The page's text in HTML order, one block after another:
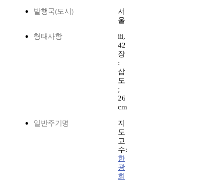
발행국(도시)
서
울
형태사항
iii,
42
장
:
삽
도
;
26
cm
일반주기명
지
도
교
수:
한
광
희